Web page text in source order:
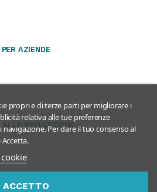
PER AZIENDE
ALLA NAVIGAZIONE
propri e di terze parti per migliorare i
relativa alle tue preferenze
Per dare il tuo consenso al
ACCETTO